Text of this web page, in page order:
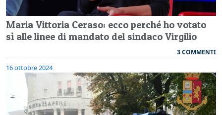
Maria Vittoria Ceraso: ecco perché ho votato
sì alle linee di mandato del sindaco Virgilio
3 COMMENTI
16 ottobre 2024